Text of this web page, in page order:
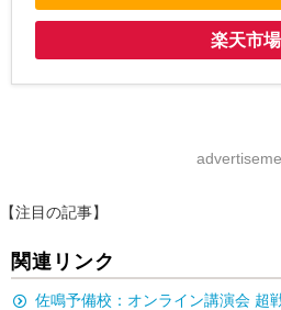
楽天市場
【注目の記事】
関連リンク
佐鳴予備校：オンライン講演会 超